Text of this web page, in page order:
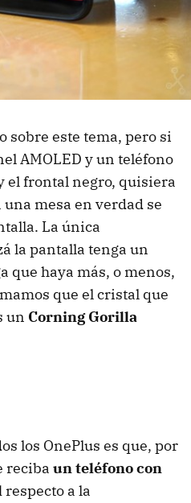
sobre este tema, pero si
AMOLED y un teléfono
el frontal negro, quisiera
mesa en verdad se
La única
la pantalla tenga un
que haya más, o menos,
que el cristal que
un Corning Gorilla
los OnePlus es que, por
reciba un teléfono con
respecto a la